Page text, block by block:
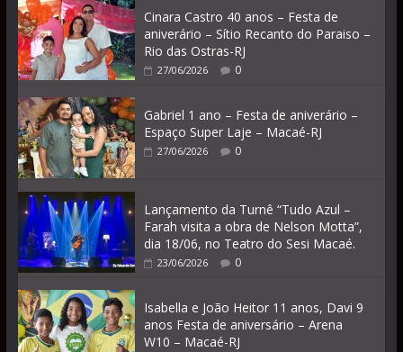
Cinara Castro 40 anos – Festa de
aniverário – Sítio Recanto do Paraiso –
Rio das Ostras-RJ
27/06/2026 0
Gabriel 1 ano – Festa de aniverário –
Espaço Super Laje – Macaé-RJ
27/06/2026 0
Lançamento da Turnê “Tudo Azul –
Farah visita a obra de Nelson Motta”,
dia 18/06, no Teatro do Sesi Macaé.
23/06/2026 0
Isabella e João Heitor 11 anos, Davi 9
anos Festa de aniversário – Arena
W10 – Macaé-RJ